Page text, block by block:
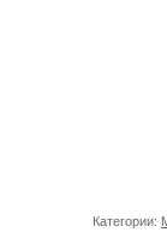
Категории: